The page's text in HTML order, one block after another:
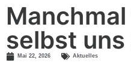
selbst
Mai 22, 2026 Aktuelles